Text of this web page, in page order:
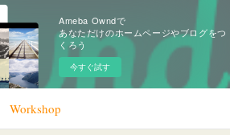
Ameba Owndで
あなただけのホームページやブログをつ
くろう
今すぐ試す
Workshop